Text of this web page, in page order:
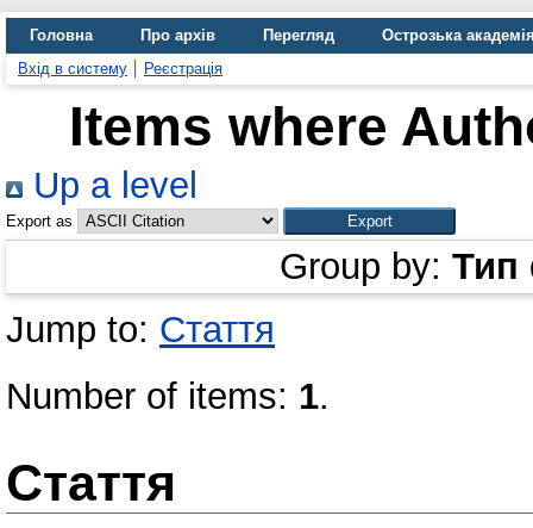
Головна Про архів Перегляд
Острозька
Вхід в систему
Реєстрація
Items where
Up a level
Export as
Group by: Тип
Jump to: Стаття
Number of items: 1.
Стаття